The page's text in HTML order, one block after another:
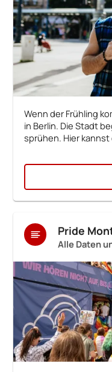
Wenn der Frühling
in Berlin. Die Stadt
sprühen. Hier
Pride
Alle Daten